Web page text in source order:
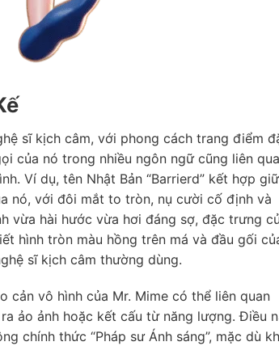
sĩ kịch câm, với phong cách trang điểm
của nó trong nhiều ngôn ngữ cũng liên
Ví dụ, tên Nhật Bản “Barrierd” kết hợp
nó, với đôi mắt to tròn, nụ cười cố định và
vừa hài hước vừa hơi đáng sợ, đặc trưng
hình tròn màu hồng trên má và đầu gối
sĩ kịch câm thường dùng.
cản vô hình của Mr. Mime có thể liên quan
ảo ảnh hoặc kết cấu từ năng lượng. Điều
chính thức “Pháp sư Ánh sáng”, mặc dù